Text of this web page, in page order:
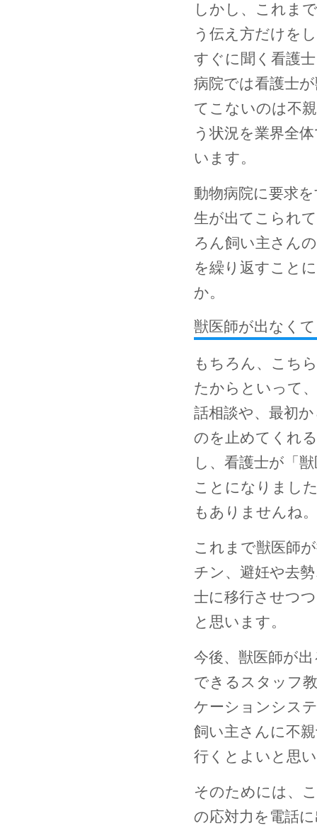
しかし、これま
う伝え方だけを
すぐに聞く看護
病院では看護士
てこないのは不
う状況を業界全
います。
動物病院に要求
生が出てこられ
ろん飼い主さん
を繰り返すこと
か。
獣医師が出なく
もちろん、こち
たからといって
話相談や、最初
のを止めてくれ
し、看護士が「
ことになりまし
もありませんね。
これまで獣医師
チン、避妊や去
士に移行させつ
と思います。
今後、獣医師が
できるスタッフ
ケーションシス
飼い主さんに不
行くとよいと思
そのためには、
の応対力を電話